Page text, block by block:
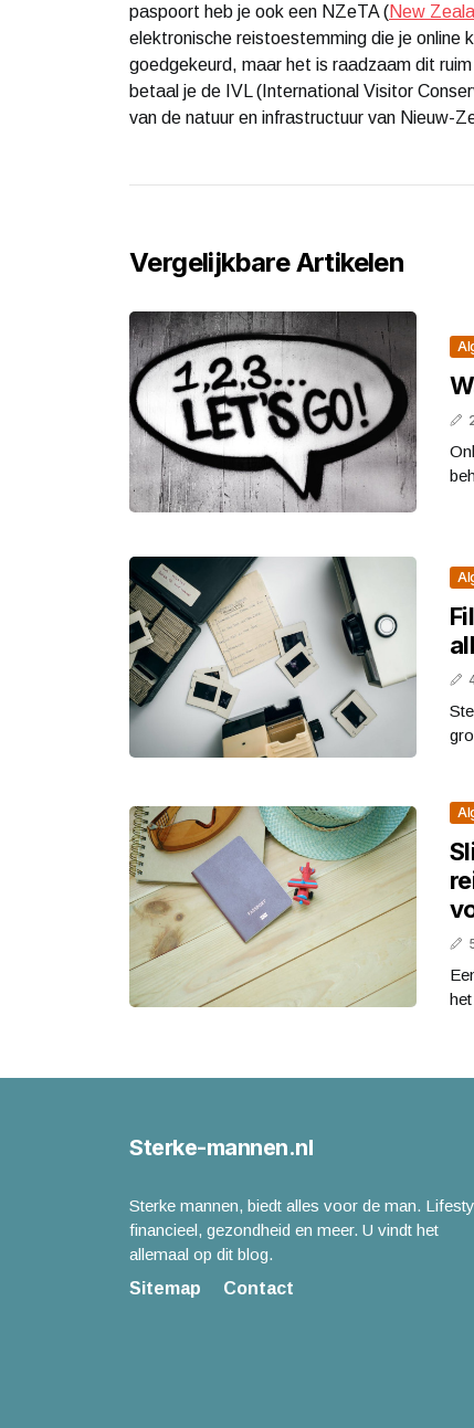
paspoort heb je ook een NZeTA (New
elektronische reistoestemming die je online
goedgekeurd, maar het is raadzaam dit
betaal je de IVL (International Visitor
van de natuur en infrastructuur van Nieuw-
Vergelijkbare Artikelen
Sterke-mannen.nl
Sterke mannen, biedt alles voor de man.
financieel, gezondheid en meer. U vindt het
allemaal op dit blog.
Sitemap
Contact